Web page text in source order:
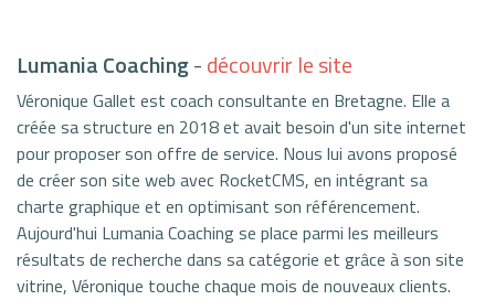
Lumania Coaching-découvrir le site
Véronique Gallet est coach consultante en Bretagne. Elle a
créée sa structure en 2018 et avait besoin d'un site internet
pour proposer son offre de service. Nous lui avons proposé
de créer son site web avec RocketCMS, en intégrant sa
charte graphique et en optimisant son référencement.
Aujourd'hui Lumania Coaching se place parmi les meilleurs
résultats de recherche dans sa catégorie et grâce à son site
vitrine, Véronique touche chaque mois de nouveaux clients.